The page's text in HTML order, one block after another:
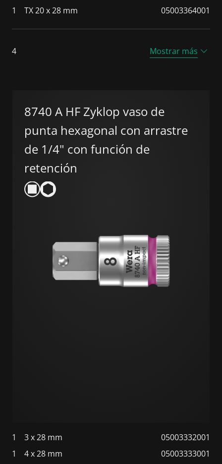
1
TX 20 x 28 mm 05003364001
4 Mostrar más
8740 A HF Zyklop vaso de
punta hexagonal con arrastre
de 1/4" con función de
retención
1 3 x 28 mm
05003332001
1
4 x 28 mm 05003333001